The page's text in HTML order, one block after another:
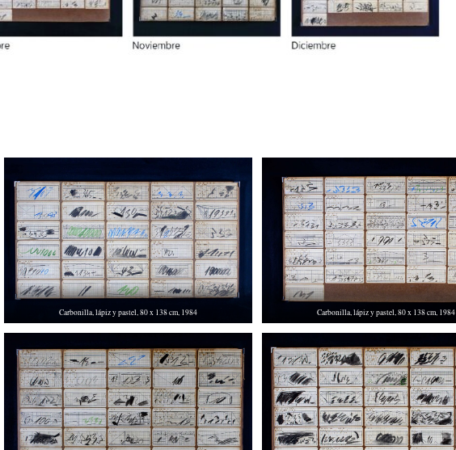
Carbonilla, lápiz y pastel, 80 x 138 cm, 1984 Carbonilla, lápiz y pastel, 80 x 138 cm, 1984